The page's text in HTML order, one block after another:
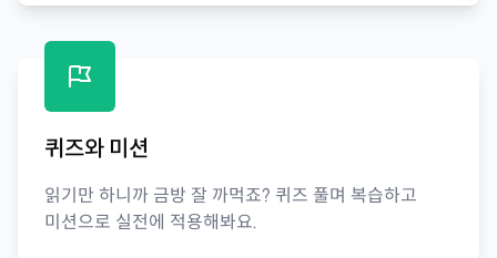
퀴즈와 미션
읽기만 하니까 금방 잘 까먹죠? 퀴즈 풀며 복습하고
미션으로 실전에 적용해봐요.